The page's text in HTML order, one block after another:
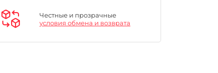
Честные и прозрачные
условия обмена и возврата